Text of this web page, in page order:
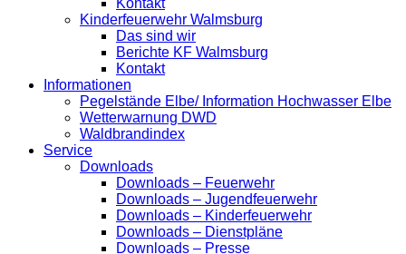
Kinderfeuerwehr Walmsburg
Das sind wir
Berichte KF Walmsburg
Kontakt
Informationen
Pegelstände Elbe/ Information Hochwasser Elbe
Wetterwarnung DWD
Waldbrandindex
Service
Downloads
Downloads – Feuerwehr
Downloads – Jugendfeuerwehr
Downloads – Kinderfeuerwehr
Downloads – Dienstpläne
Downloads – Presse